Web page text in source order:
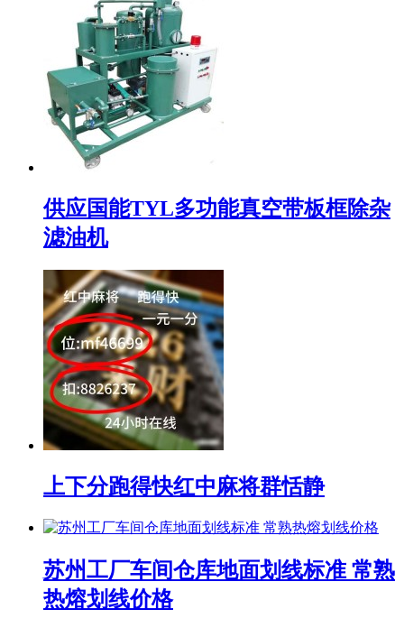
供应国能TYL多功能真空带板框除杂
滤油机
上下分跑得快红中麻将群恬静
苏州工厂车间仓库地面划线标准 常熟
热熔划线价格